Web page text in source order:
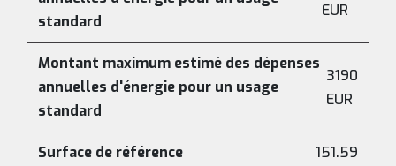
standard
EUR
Montant maximum estimé des dépenses
annuelles d'énergie pour un usage
standard
3190
EUR
Surface de référence 151.59